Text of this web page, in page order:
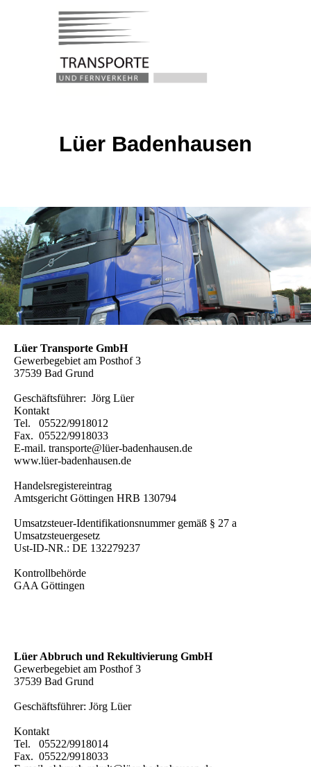
Lüer Badenhausen
Lüer Transporte GmbH
Gewerbegebiet am Posthof 3
37539 Bad Grund
Geschäftsführer: Jörg Lüer
Kontakt
Tel. 05522/9918012
Fax. 05522/9918033
E-mail. transporte@lüer-badenhausen.de
www.lüer-badenhausen.de
Handelsregistereintrag
Amtsgericht Göttingen HRB 130794
Umsatzsteuer-Identifikationsnummer gemäß § 27 a
Umsatzsteuergesetz
Ust-ID-NR.: DE 132279237
Kontrollbehörde
GAA Göttingen
Lüer Abbruch und Rekultivierung GmbH
Gewerbegebiet am Posthof 3
37539 Bad Grund
Geschäftsführer: Jörg Lüer
Kontakt
Tel. 05522/9918014
Fax. 05522/9918033